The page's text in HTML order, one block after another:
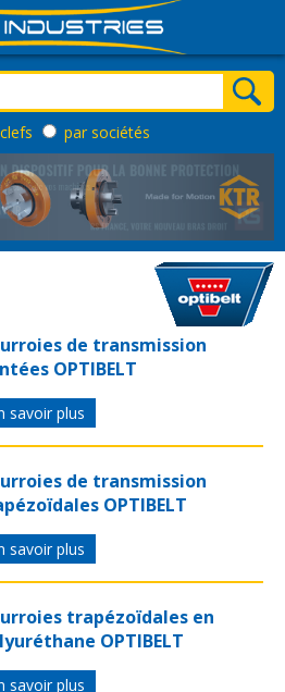
par sociétés
de transmission
OPTIBELT
savoir plus
de transmission
OPTIBELT
savoir plus
trapézoïdales en
OPTIBELT
savoir plus